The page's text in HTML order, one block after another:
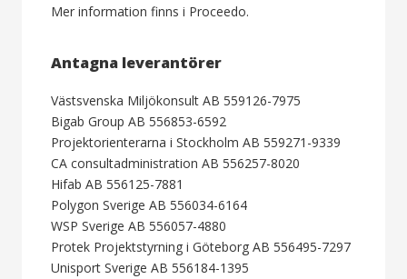
Mer information finns i Proceedo.
Antagna leverantörer
Västsvenska Miljökonsult AB 559126-7975
Bigab Group AB 556853-6592
Projektorienterarna i Stockholm AB 559271-9339
CA consultadministration AB 556257-8020
Hifab AB 556125-7881
Polygon Sverige AB 556034-6164
WSP Sverige AB 556057-4880
Protek Projektstyrning i Göteborg AB 556495-7297
Unisport Sverige AB 556184-1395